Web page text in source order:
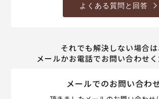
よくある質問と回答
それでも解決しない場合は
メールかお電話でお問い合わせく
メールでのお問い合わ